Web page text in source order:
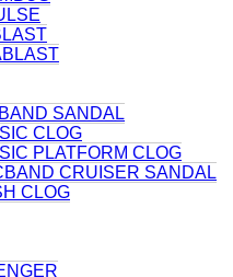
SANDAL
CLOG
PLATFORM CLOG
CRUISER SANDAL
CLOG